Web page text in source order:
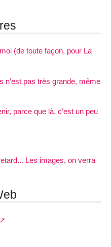
(de toute façon, pour La
n’est pas très grande, même
parce que là, c’est un peu
Les images, on verra